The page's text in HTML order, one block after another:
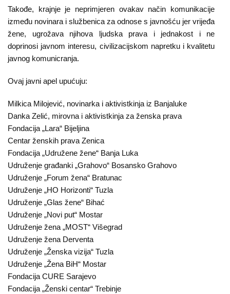
Takođe, krajnje je neprimjeren ovakav način komunikacije
između novinara i službenica za odnose s javnošću jer vrijeđa
žene, ugrožava njihova ljudska prava i jednakost i ne
doprinosi javnom interesu, civilizacijskom napretku i kvalitetu
javnog komunicranja.
Ovaj javni apel upućuju:
Milkica Milojević, novinarka i aktivistkinja iz Banjaluke
Danka Zelić, mirovna i aktivistkinja za ženska prava
Fondacija „Lara“ Bijeljina
Centar ženskih prava Zenica
Fondacija „Udružene žene“ Banja Luka
Udruženje građanki „Grahovo“ Bosansko Grahovo
Udruženje „Forum žena“ Bratunac
Udruženje „HO Horizonti“ Tuzla
Udruženje „Glas žene“ Bihać
Udruženje „Novi put“ Mostar
Udruženje žena „MOST“ Višegrad
Udruženje žena Derventa
Udruženje „Ženska vizija“ Tuzla
Udruženje „Žena BiH“ Mostar
Fondacija CURE Sarajevo
Fondacija „Ženski centar“ Trebinje